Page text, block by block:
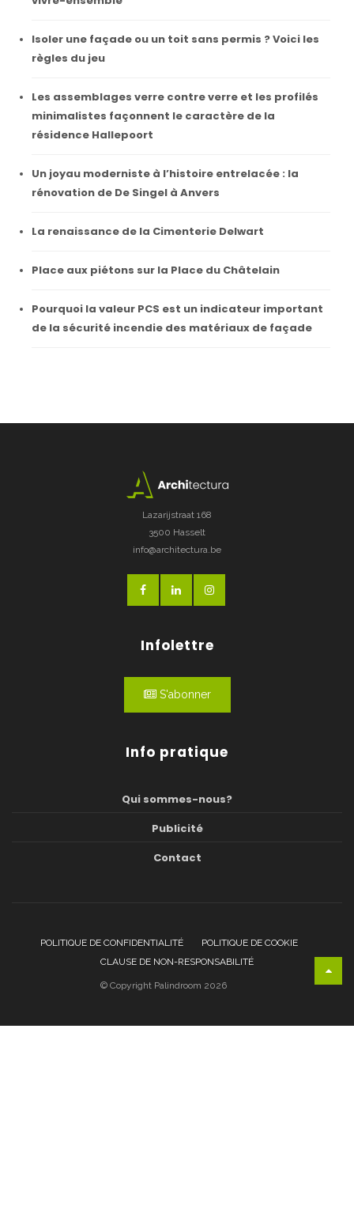
Isoler une façade ou un toit sans permis ? Voici les
règles du jeu
Les assemblages verre contre verre et les profilés
minimalistes façonnent le caractère de la
résidence Hallepoort
Un joyau moderniste à l’histoire entrelacée : la
rénovation de De Singel à Anvers
La renaissance de la Cimenterie Delwart
Place aux piétons sur la Place du Châtelain
Pourquoi la valeur PCS est un indicateur important
de la sécurité incendie des matériaux de façade
Lazarijstraat 168
3500 Hasselt
info@architectura.be
Infolettre
S'abonner
Info pratique
Qui sommes-nous?
Publicité
Contact
POLITIQUE DE CONFIDENTIALITÉ
POLITIQUE DE COOKIE
CLAUSE DE NON-RESPONSABILITÉ
© Copyright Palindroom 2026